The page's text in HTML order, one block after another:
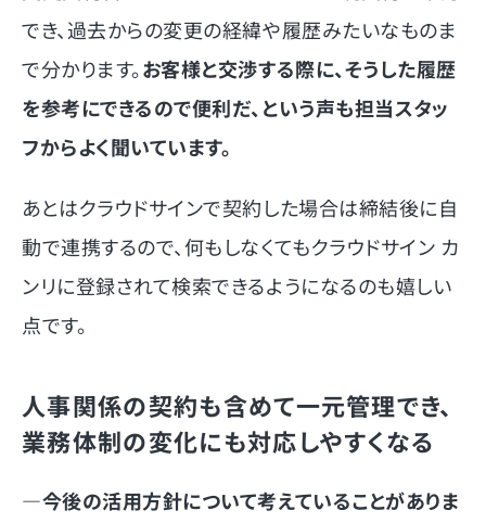
でき、過去からの変更の経緯や履歴みたいなものま
で分かります。お客様と交渉する際に、そうした履歴
を参考にできるので便利だ、という声も担当スタッ
フからよく聞いています。
あとはクラウドサインで契約した場合は締結後に自
動で連携するので、何もしなくてもクラウドサイン カ
ンリに登録されて検索できるようになるのも嬉しい
点です。
人事関係の契約も含めて一元管理でき、
業務体制の変化にも対応しやすくなる
―今後の活用方針について考えていることがありま